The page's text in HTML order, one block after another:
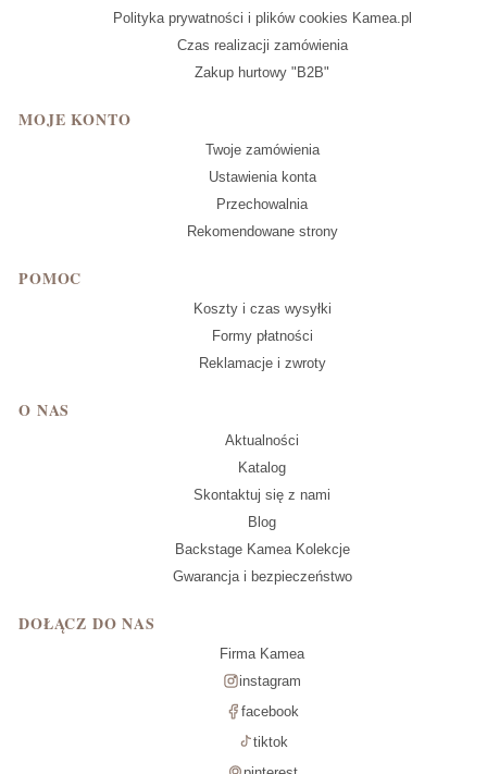
Polityka prywatności i plików cookies Kamea.pl
Czas realizacji zamówienia
Zakup hurtowy "B2B"
MOJE KONTO
Twoje zamówienia
Ustawienia konta
Przechowalnia
Rekomendowane strony
POMOC
Koszty i czas wysyłki
Formy płatności
Reklamacje i zwroty
O NAS
Aktualności
Katalog
Skontaktuj się z nami
Blog
Backstage Kamea Kolekcje
Gwarancja i bezpieczeństwo
DOŁĄCZ DO NAS
Firma Kamea
instagram
facebook
tiktok